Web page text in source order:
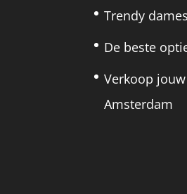
Trendy
De beste
Verkoop
Amsterdam